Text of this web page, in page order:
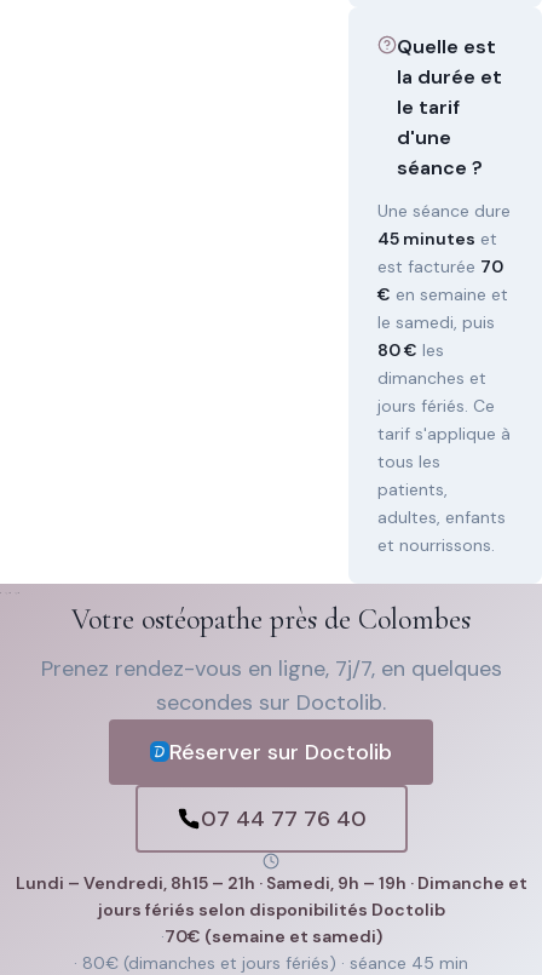
Quelle est
la durée et
le tarif
d'une
séance ?
Une séance dure
45 minutes et
est facturée 70
€ en semaine et
le samedi, puis
80 € les
dimanches et
jours fériés. Ce
tarif s'applique à
tous les
patients,
adultes, enfants
et nourrissons.
Votre ostéopathe près de Colombes
Prenez rendez-vous en ligne, 7j/7, en quelques
secondes sur Doctolib.
Réserver sur Doctolib
07 44 77 76 40
Lundi – Vendredi, 8h15 – 21h · Samedi, 9h – 19h · Dimanche et
jours fériés selon disponibilités Doctolib
·70€ (semaine et samedi)
· 80€ (dimanches et jours fériés) · séance 45 min